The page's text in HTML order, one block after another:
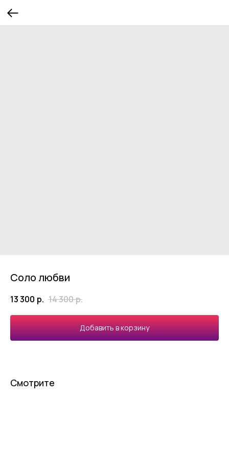
Соло любви
13 300 р. 14 300р.
Добавить в корзину
Смотрите